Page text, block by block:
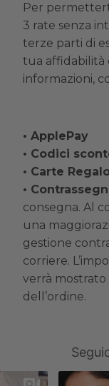
Per
3 rate senza
terze parti di
tua affidabilità
informazioni,
• ApplePay
• Codici
• Carte
•
consegna. Al
una
gestione
corriere.
verrà
dell’ordine.